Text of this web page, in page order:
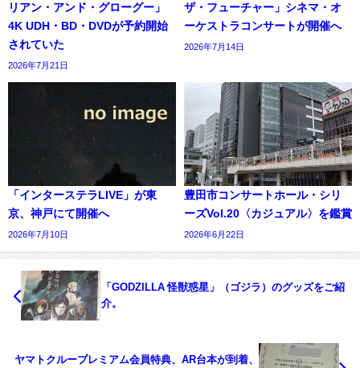
リアン・アンド・グローグー」
4K UDH・BD・DVDが予約開始
されていた
2026年7月21日
ザ・フューチャー」シネマ・オ
ーケストラコンサートが開催へ
2026年7月14日
「インターステラLIVE」が東
京、神戸にて開催へ
2026年7月10日
豊田市コンサートホール・シリ
ーズVol.20〈カジュアル〉を鑑賞
2026年6月22日
「GODZILLA 怪獣惑星」（ゴジラ）のグッズをご紹
介。
ヤマトクループレミアム会員特典、AR台本が到着、